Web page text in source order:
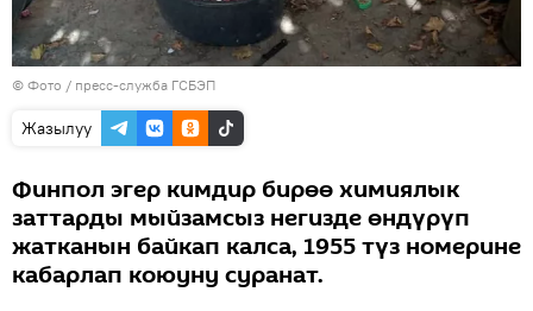
© Фото / пресс-служба ГСБЭП
Жазылуу
Финпол эгер кимдир бирөө химиялык
заттарды мыйзамсыз негизде өндүрүп
жатканын байкап калса, 1955 түз номерине
кабарлап коюуну суранат.